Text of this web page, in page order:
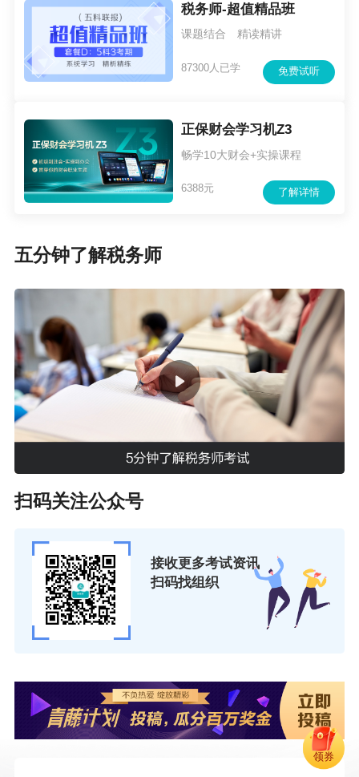
涉税服务实务（难度★★★）
核心特点
计、涉税服务相关法律的 “综合卷”，也是通关路上的 “拦路
虎”，难度最高。
学习技巧
以税法一、税法二为基础，侧重理解 + 实务应用，重点结合
重点内容
节分值占比极高，是备考核心；其他章节侧重解决实际问
备考时长
基础阶段：150 小时
习题阶段：90 小时
冲刺阶段：30 小时
税务师考试历年报考人数有多少？ 2026年还有必
税务师-超值精品班
课题结合 精读精讲
免费试听
87300人已学
正保财会学习机Z3
畅学10大财会+实操课程
了解详情
6388元
五分钟了解税务师
扫码关注公众号
接收更多考试资讯
扫码找组织
领券